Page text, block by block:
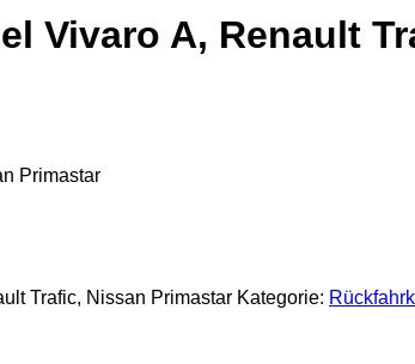
Vivaro A, Renault
Primastar
Trafic, Nissan Primastar Kategorie: